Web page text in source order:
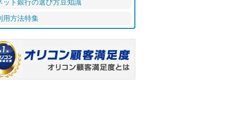
ット銀行の選び方豆知識
用方法特集